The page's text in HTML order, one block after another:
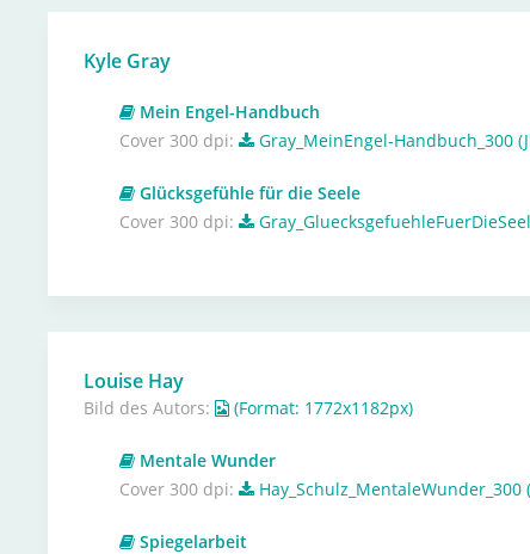
Kyle Gray
Mein Engel-Handbuch
Cover 300 dpi:
Gray_MeinEngel-Handbuch_300
Glücksgefühle für die Seele
Cover 300 dpi:
Louise Hay
Bild des Autors: (Format: 1772x1182px)
Mentale Wunder
Cover 300 dpi:
Hay_Schulz_MentaleWunder_300
Spiegelarbeit